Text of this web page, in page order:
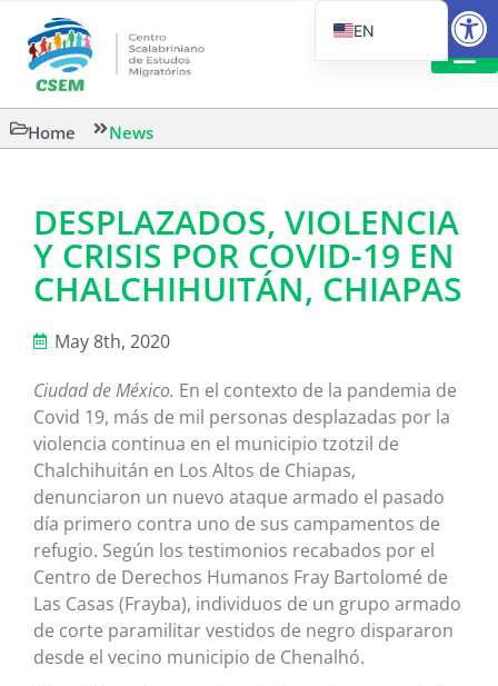
Home News
DESPLAZADOS, VIOLENCIA
Y CRISIS POR COVID-19 EN
CHALCHIHUITÁN, CHIAPAS
May 8th, 2020
Ciudad de México. En el contexto de la pandemia de
Covid 19, más de mil personas desplazadas por la
violencia continua en el municipio tzotzil de
Chalchihuitán en Los Altos de Chiapas,
denunciaron un nuevo ataque armado el pasado
día primero contra uno de sus campamentos de
refugio. Según los testimonios recabados por el
Centro de Derechos Humanos Fray Bartolomé de
Las Casas (Frayba), individuos de un grupo armado
de corte paramilitar vestidos de negro dispararon
desde el vecino municipio de Chenalhó.
EN
IT